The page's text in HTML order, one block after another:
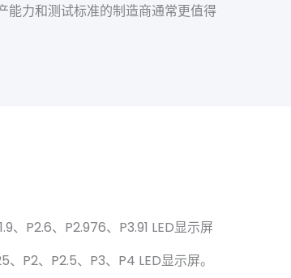
能力和测试标准的制造商通常更值得
P2.6、P2.976、P3.91 LED显示屏
P2、P2.5、P3、P4 LED显示屏。